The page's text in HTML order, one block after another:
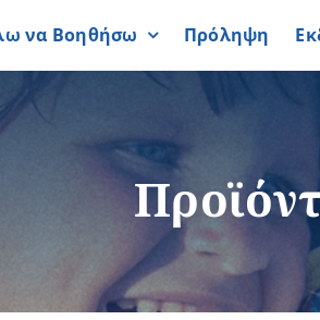
Φλόγα
να Βοηθήσω
ΓΙΝΟΜΑΙ
Περισσότερα
Πρόληψη